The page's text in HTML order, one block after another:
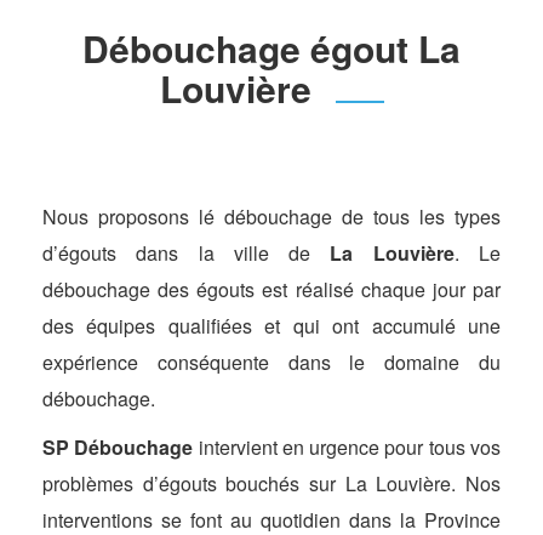
Débouchage égout La
Louvière
Nous proposons lé débouchage de tous les types
d’égouts dans la ville de La Louvière. Le
débouchage des égouts est réalisé chaque jour par
des équipes qualifiées et qui ont accumulé une
expérience conséquente dans le domaine du
débouchage.
SP Débouchage intervient en urgence pour tous vos
problèmes d’égouts bouchés sur La Louvière. Nos
interventions se font au quotidien dans la Province